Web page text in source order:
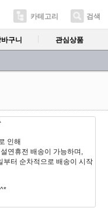
카테고리 검색
바구니 관심상품
인해
연휴전 배송이 가능하며,
부터 순차적으로 배송이 시작